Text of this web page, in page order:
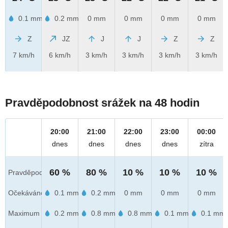
0.1 mm
Z
7 km/h
0.2 mm
JZ
6 km/h
0 mm
J
3 km/h
0 mm
J
3 km/h
0 mm
Z
3 km/h
0 mm
Z
3 km/h
Pravděpodobnost srážek na 48 hodin
Pravděpod.
Očekáváno
Maximum
20:00
dnes
60 %
0.1 mm
0.2 mm
21:00
dnes
80 %
0.2 mm
0.8 mm
22:00
dnes
10 %
0 mm
0.8 mm
23:00
dnes
10 %
0 mm
0.1 mm
00:00
zítra
10 %
0 mm
0.1 mm